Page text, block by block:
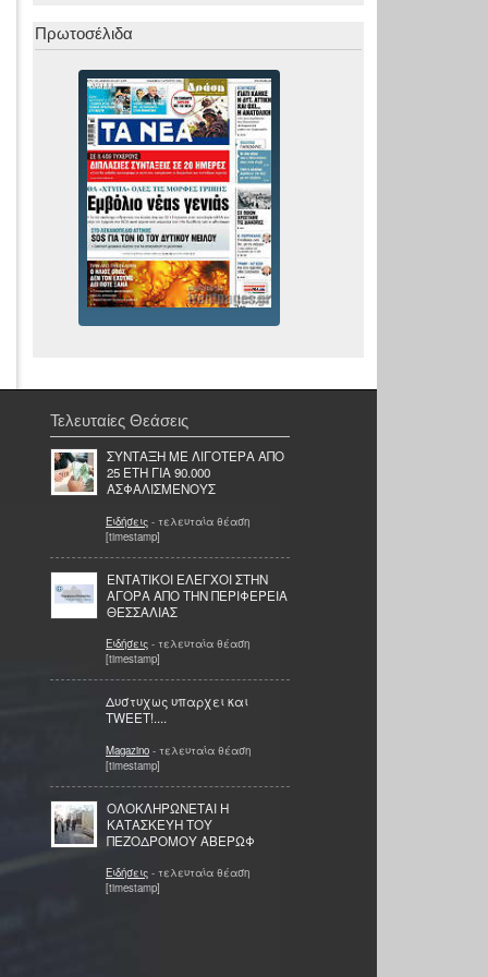
Πρωτοσέλιδα
Τελευταίες Θεάσεις
ΣΥΝΤΑΞΗ ΜΕ ΛΙΓΟΤΕΡΑ ΑΠΟ
25 ΕΤΗ ΓΙΑ 90.000
ΑΣΦΑΛΙΣΜΕΝΟΥΣ
Ειδήσεις - τελευταία θέαση
[timestamp]
ΕΝΤΑΤΙΚΟΙ ΕΛΕΓΧΟΙ ΣΤΗΝ
ΑΓΟΡΑ ΑΠΟ ΤΗΝ ΠΕΡΙΦΕΡΕΙΑ
ΘΕΣΣΑΛΙΑΣ
Ειδήσεις - τελευταία θέαση
[timestamp]
Δυστυχως υπαρχει και
TWEET!....
Magazino - τελευταία θέαση
[timestamp]
ΟΛΟΚΛΗΡΩΝΕΤΑΙ Η
ΚΑΤΑΣΚΕΥΗ ΤΟΥ
ΠΕΖΟΔΡΟΜΟΥ ΑΒΕΡΩΦ
Ειδήσεις - τελευταία θέαση
[timestamp]